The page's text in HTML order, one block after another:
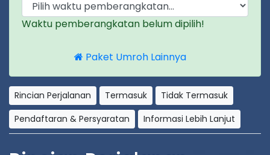
Waktu pemberangkatan belum dipilih!
Paket Umroh Lainnya
Rincian Perjalanan Termasuk
Tidak Termasuk
Pendaftaran & Persyaratan
Informasi Lebih Lanjut